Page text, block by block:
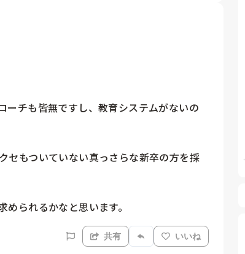
ーチも皆無ですし、教育システムがないの
セもついていない真っさらな新卒の方を採
られるかなと思います。
共有 いいね